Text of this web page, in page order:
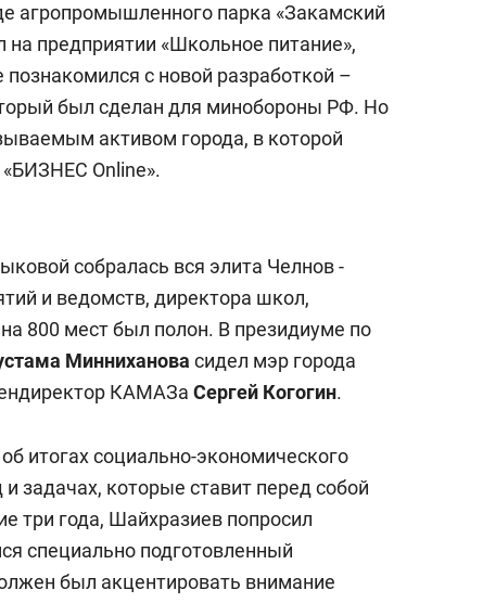
агропромышленного парка «Закамский
предприятии «Школьное питание»,
с новой разработкой –
был сделан для минобороны РФ. Но
активом города, в которой
«БИЗНЕС Online».
собралась вся элита Челнов -
и ведомств, директора школ,
800 мест был полон. В президиуме по
Минниханова сидел мэр города
КАМАЗа Сергей Когогин.
итогах социально-экономического
задачах, которые ставит перед собой
три года, Шайхразиев попросил
специально подготовленный
был акцентировать внимание
ребенку без
и научить его
за 18
Салих хазрат
«Если меня не услышат
с минбара – буду
с вершины горы»